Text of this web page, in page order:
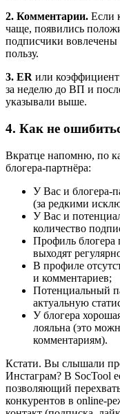
2. Комментарии. Если
чаще, появились
подписчики
пользу.
3. ER или коэффициент
за неделю до ВП и
указывали выше.
4. Как не
Вкратце напомню, по
блогера-партнёра:
У Вас и блогера-
(за редкими
У Вас и
количество
Профиль блогера
выходят
В профиле
и комментариев;
Потенциальный
актуальную
У блогера
лояльна (это
комментариям).
Кстати. Вы слышали
Инстаграм? В SocTool
позволяющий
конкурентов в online-